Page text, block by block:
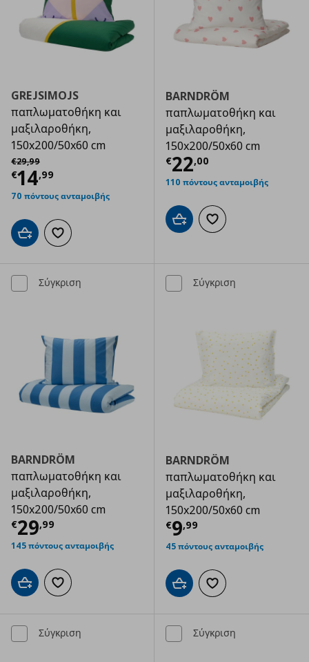
GREJSIMOJS
παπλωματοθήκη και
μαξιλαροθήκη,
150x200/50x60 cm
€29,99
Αρχική τιμή
€14,99
Τρέχουσα τιμή € 14,99
70 πόντους ανταμοιβής
Προσθήκη στο καλάθι
Προσθήκη στα αγαπημένα
BARNDRÖM
παπλωματοθήκη και
μαξιλαροθήκη,
150x200/50x60 cm
€22,00
Τρέχουσα
110 πόντους ανταμοιβής
Προσθήκη στο καλάθι
Προσθήκη στα
Σύγκριση
BARNDRÖM
παπλωματοθήκη και
μαξιλαροθήκη,
150x200/50x60 cm
€29,99
Τρέχουσα τιμή € 29,99
145 πόντους ανταμοιβής
Προσθήκη στο καλάθι
Προσθήκη στα αγαπημένα
Σύγκριση
BARNDRÖM
παπλωματοθήκη και
μαξιλαροθήκη,
150x200/50x60 cm
€9,99
Τρέχουσα
45 πόντους ανταμοιβής
Προσθήκη στο καλάθι
Προσθήκη στα
Σύγκριση Σύγκριση